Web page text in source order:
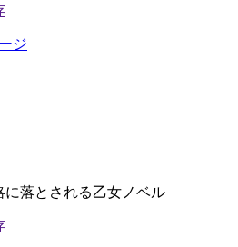
に落とされる乙女ノベル